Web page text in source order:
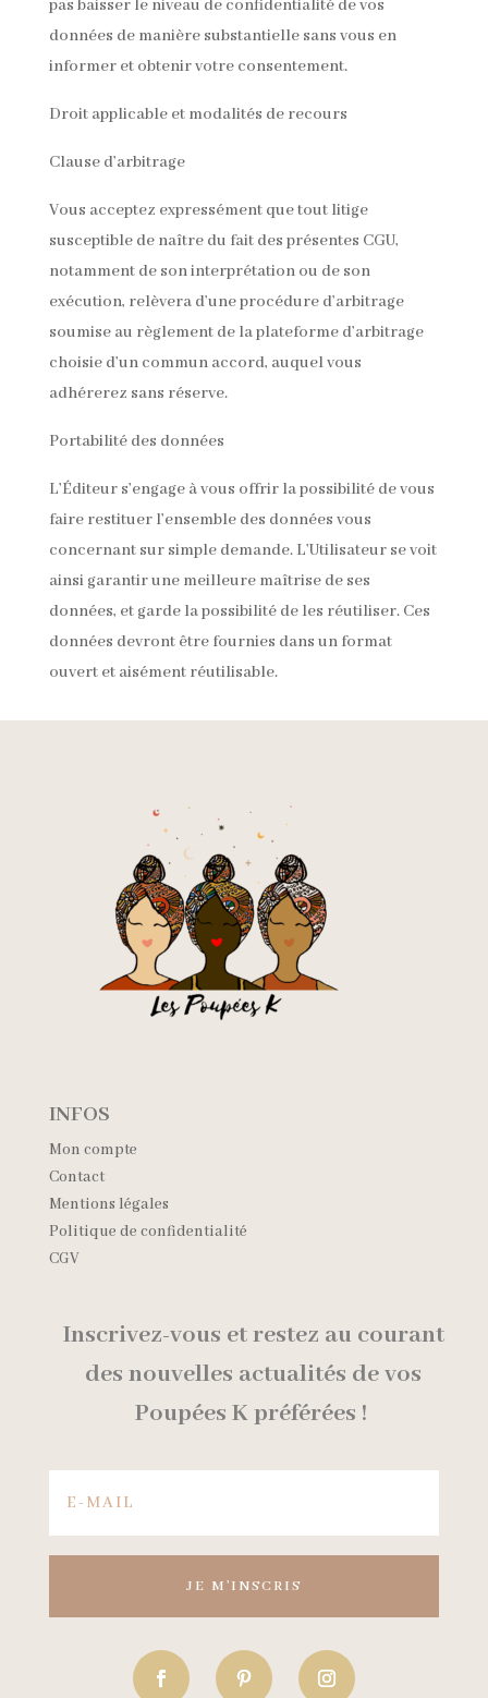
pas baisser le niveau de confidentialité de vos
données de manière substantielle sans vous en
informer et obtenir votre consentement.
Droit applicable et modalités de recours
Clause d’arbitrage
Vous acceptez expressément que tout litige
susceptible de naître du fait des présentes CGU,
notamment de son interprétation ou de son
exécution, relèvera d’une procédure d’arbitrage
soumise au règlement de la plateforme d’arbitrage
choisie d’un commun accord, auquel vous
adhérerez sans réserve.
Portabilité des données
L’Éditeur s’engage à vous offrir la possibilité de vous
faire restituer l’ensemble des données vous
concernant sur simple demande. L’Utilisateur se voit
ainsi garantir une meilleure maîtrise de ses
données, et garde la possibilité de les réutiliser. Ces
données devront être fournies dans un format
ouvert et aisément réutilisable.
INFOS
Mon compte
Contact
Mentions légales
Politique de confidentialité
CGV
Inscrivez-vous et restez au courant
des nouvelles actualités de vos
Poupées K préférées !
JE M'INSCRIS